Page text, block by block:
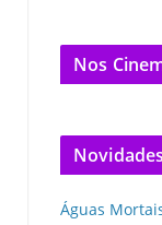
Nos
Águas